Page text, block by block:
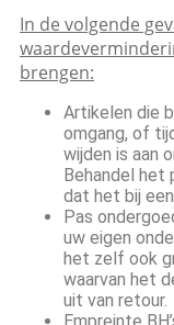
In de volgende
brengen:
Artikelen die
omgang, of
wijden is aan
Behandel het
dat het bij
Pas
uw eigen
het zelf ook
waarvan het
uit van retour.
Empreinte